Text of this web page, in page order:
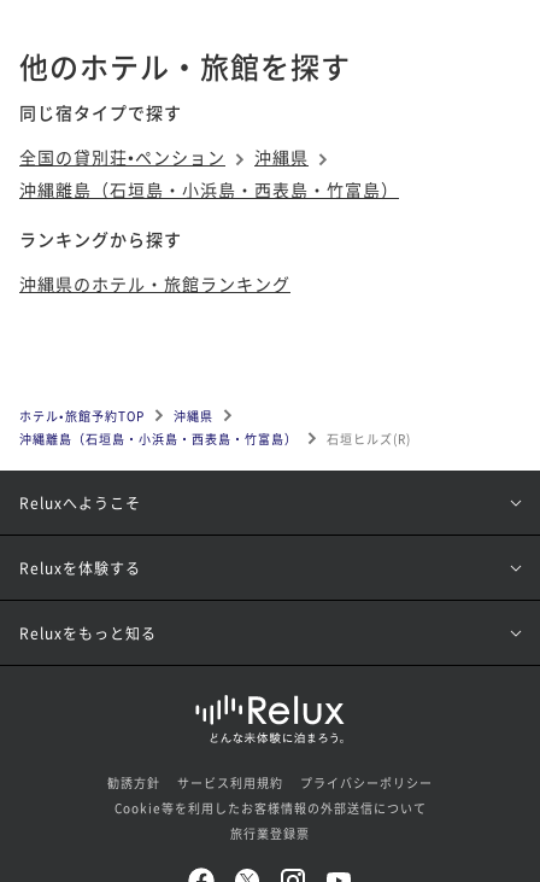
他のホテル・旅館を探す
同じ宿タイプで探す
全国の貸別荘•ペンション
沖縄県
沖縄離島（石垣島・小浜島・西表島・竹富島）
ランキングから探す
沖縄県のホテル・旅館ランキング
ホテル•旅館予約TOP
沖縄県
沖縄離島（石垣島・小浜島・西表島・竹富島）
石垣ヒルズ(R)
Reluxへようこそ
Reluxを体験する
Reluxをもっと知る
勧誘方針 サービス利用規約
プライバシーポリシー
Cookie等を利用したお客様情報の外部送信について
旅行業登録票